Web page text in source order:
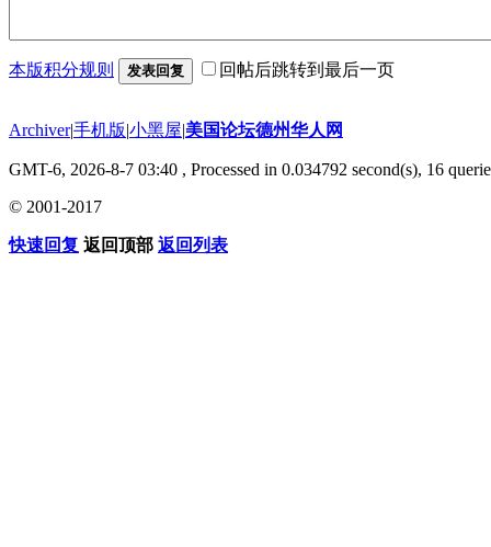
本版积分规则 发表回复 回帖后跳转到最后一页
Archiver|手机版|小黑屋|美国论坛德州华人网
GMT-6, 2026-8-7 03:40 , Processed in 0.034792 second(s), 16
© 2001-2017
快速回复 返回顶部 返回列表